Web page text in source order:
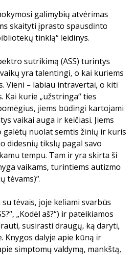
galimybių atvėrimas
skaityti įprasto spausdinto
tinklą“ leidinys.
sutrikimą (ASS) turintys
yra talentingi, o kai kuriems
Vieni – labiau intravertai, o kiti
Kai kurie „užstringa“ ties
jiems būdingi kartojami
vaikai auga ir keičiasi. Jiems
galėtų nuolat semtis žinių ir kuris
didesnių tikslų pagal savo
tempu. Tam ir yra skirta ši
vaikams, turintiems autizmo
tėvams)“.
tėvais, joje keliami svarbūs
„Kodėl aš?“) ir pateikiamos
susirasti draugų, ką daryti,
Knygos dalyje apie kūną ir
simptomų valdymą, mankštą,